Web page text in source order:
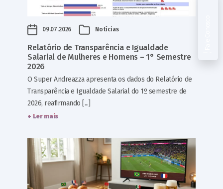
09.07.2026 Notícias
Relatório de Transparência e Igualdade
Salarial de Mulheres e Homens – 1° Semestre
2026
O Super Andreazza apresenta os dados do Relatório de
Transparência e Igualdade Salarial do 1º semestre de
2026, reafirmando [...]
+ Ler mais